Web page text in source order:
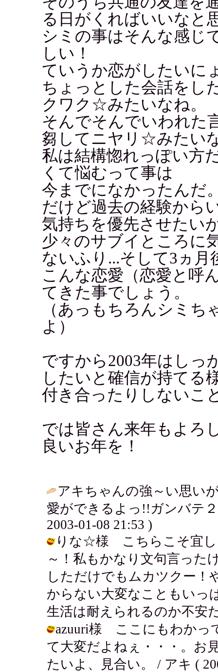
る日がくればいいなと
シミの事はそんな感じ
しい！
ていうか恋がしたいに
ちょっとした会話をし
クワク☆みたいなね。
そんでそんでいわれた
芻してニヤリ☆みたい
私は結構惚れっぽい方
くて悩むって事は
今までになかったんだ
だけど過去の経験から
気持ちを優先させたい
少々のサブイところに
ないふり...そして3ヵ月
こんな恋愛（恋愛と呼
てきた事でしょう。
（あっもちろんシミ
よ）
ですから2003年はしっ
したいと確信が持てる
付き合ったりしないこ
では皆さん来年もよろ
良いお年を！
アキちゃんの強～い思い
愛ができるよっ!!ガンバテ
2003-01-08 21:53 )
りな☆様 こちらこそ宜し
～！私もかなり文句言った
しただけでもムカツクー！
からない大変なこともいっ
生活は耐えられるのか不安
azuuri様 ここにもわかっ
て大変だよねぇ・・・。お
たいよ、見合い。 / アキ (